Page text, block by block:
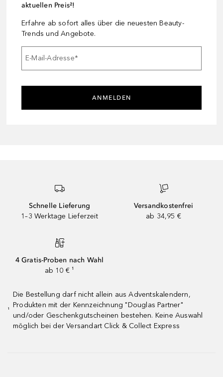
aktuellen Preis²!
Erfahre ab sofort alles über die neuesten Beauty-
Trends und Angebote.
E-Mail-Adresse*
ANMELDEN
Schnelle Lieferung
1–3 Werktage Lieferzeit
Versandkostenfrei
ab 34,95 €
4 Gratis-Proben nach Wahl
ab 10 € ¹
¹
Die Bestellung darf nicht allein aus Adventskalendern,
Produkten mit der Kennzeichnung "Douglas Partner"
und/oder Geschenkgutscheinen bestehen. Keine Auswahl
möglich bei der Versandart Click & Collect Express